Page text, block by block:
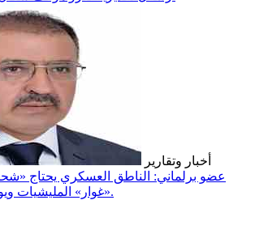
أخبار وتقارير
عضو برلماني: الناطق العسكري يحتاج
«غوار» المليشيات ويوجّه ملاحظات مهمة.